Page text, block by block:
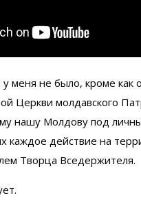
у меня не было, кроме
Церкви молдавского
нашу Молдову под
каждое действие на
Творца Вседержителя.